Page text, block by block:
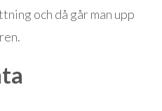
och då går man upp